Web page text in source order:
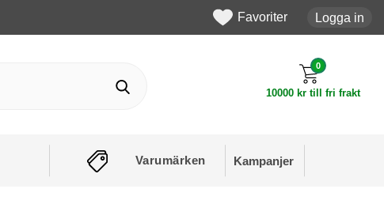
Favoriter Logga in
0
10000 kr till fri frakt
Varumärken Kampanjer